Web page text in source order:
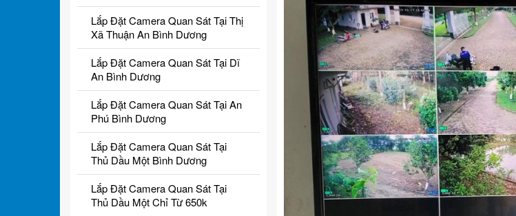
Lắp Đặt Camera Quan Sát Tại Thị
Xã Thuận An Bình Dương
Lắp Đặt Camera Quan Sát Tại Dĩ
An Bình Dương
Lắp Đặt Camera Quan Sát Tại An
Phú Bình Dương
Lắp Đặt Camera Quan Sát Tại
Thủ Dầu Một Bình Dương
Lắp Đặt Camera Quan Sát Tại
Thủ Dầu Một Chỉ Từ 650k